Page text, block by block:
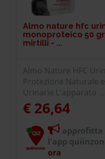
Almo nature hfc
monoproteico 50
mirtilli - ...
Almo Nature HFC
Protezione Naturale
Urinarie L'apparato ...
€ 26,64
approfitta
l'app
ora